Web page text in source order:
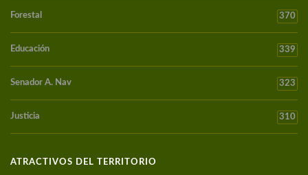
Forestal 370
Educación 339
Senador A. Nav 323
Justicia 310
ATRACTIVOS DEL TERRITORIO